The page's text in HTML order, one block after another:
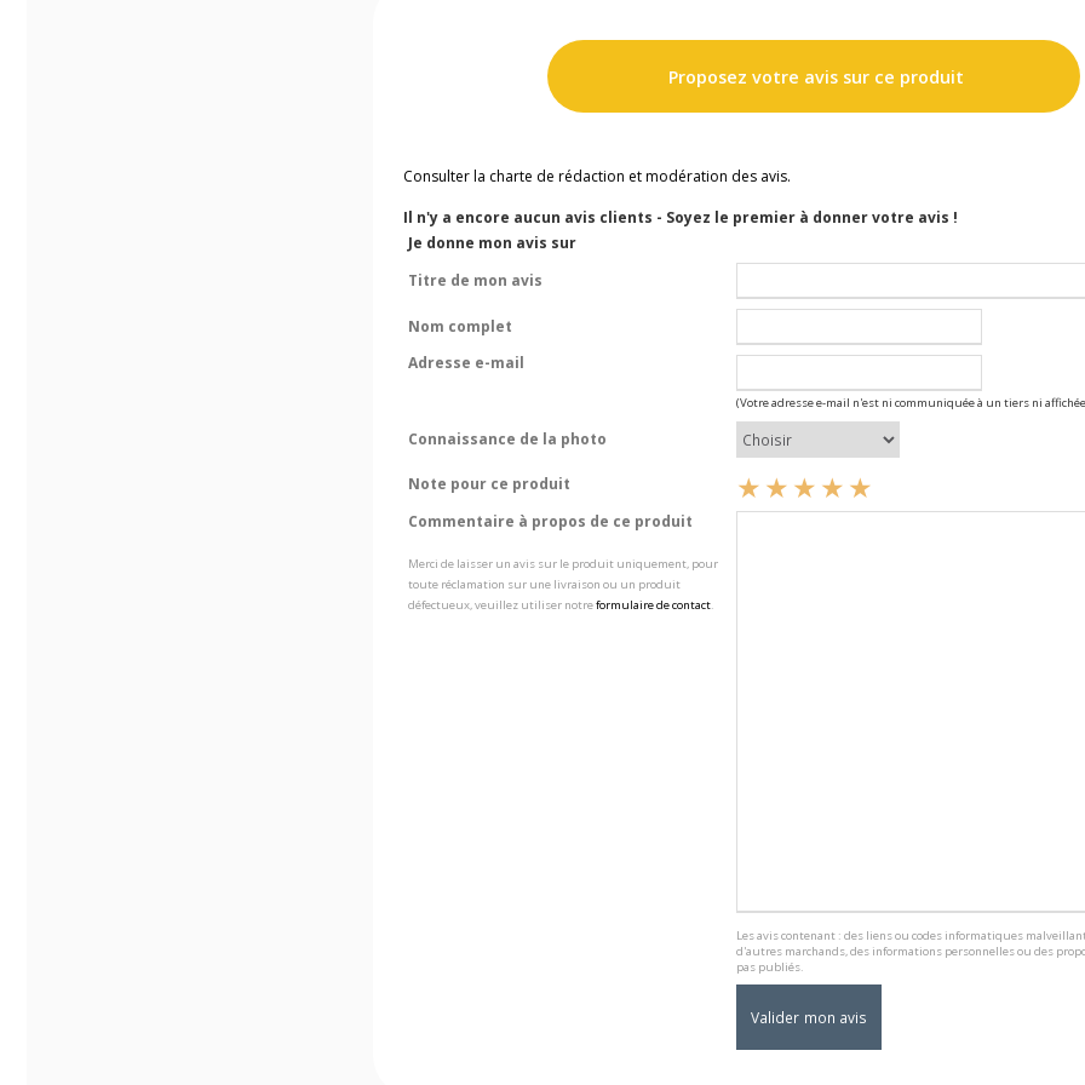
Proposez votre avis sur ce produit
Consulter la charte de rédaction et modération des avis.
Il n'y a encore aucun avis clients - Soyez le premier à donner votre avis !
Je donne mon avis sur
Titre de mon avis
Nom complet
Adresse e-mail
(Votre adresse e-mail n'est ni communiquée à un tiers ni
Connaissance de la photo
Note pour ce produit
Commentaire à propos de ce produit
Merci de laisser un avis sur le produit uniquement, pour
toute réclamation sur une livraison ou un produit
défectueux, veuillez utiliser notreformulaire de contact.
Les avis contenant : des liens ou codes informatiques
d'autres marchands, des informations personnelles ou des
pas publiés.